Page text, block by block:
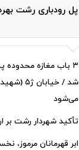
پل رودباری رشت
۳ باب مغازه
شد /
می‌شود
تأکید شهردار رشت بر
ابر قهرمانان مرموز،